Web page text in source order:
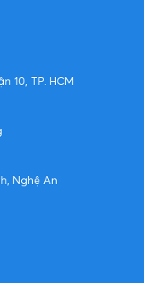
10, TP. HCM
Nghệ An